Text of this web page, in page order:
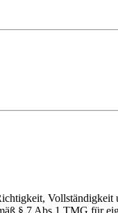
§ 7 Abs.1 TMG für